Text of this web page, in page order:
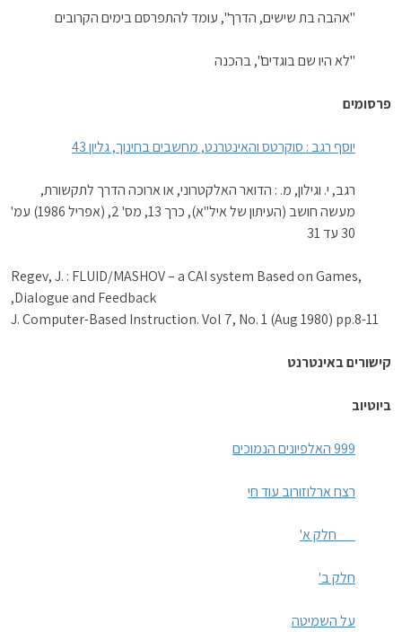
"אהבה בת שישים, הדרך", עומד להתפרסם בימים הקרובים
"לא היו שם בוגדים", בהכנה
פרסומים
יוסף רגב : סוקרטס והאינטרנט, מחשבים בחינוך, גליון 43
רגב, י. וגילון, מ. : הדואר האלקטרוני, או ארוכה הדרך לתקשורת,
מעשה חושב (העיתון של איל"א), כרך 13, מס' 2, (אפריל 1986) עמ'
30 עד 31
Regev, J. : FLUID/MASHOV – a CAI system Based on Games,
Dialogue and Feedback,
J. Computer-Based Instruction. Vol 7, No. 1 (Aug 1980) pp.8-11
קישורים באינטרנט
ביוטיוב
999 האלפיונים הנמוכים
רצח ארלוזורוב עוד חי
חלק א'
חלק ב'
על השמיטה